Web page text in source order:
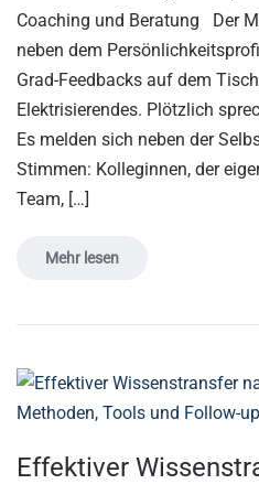
Coaching und Beratung Der
neben dem
Grad-Feedbacks auf dem
Elektrisierendes. Plötzlich
Es melden sich neben der
Stimmen: Kolleginnen, der
Team, […]
Mehr lesen
Effektiver